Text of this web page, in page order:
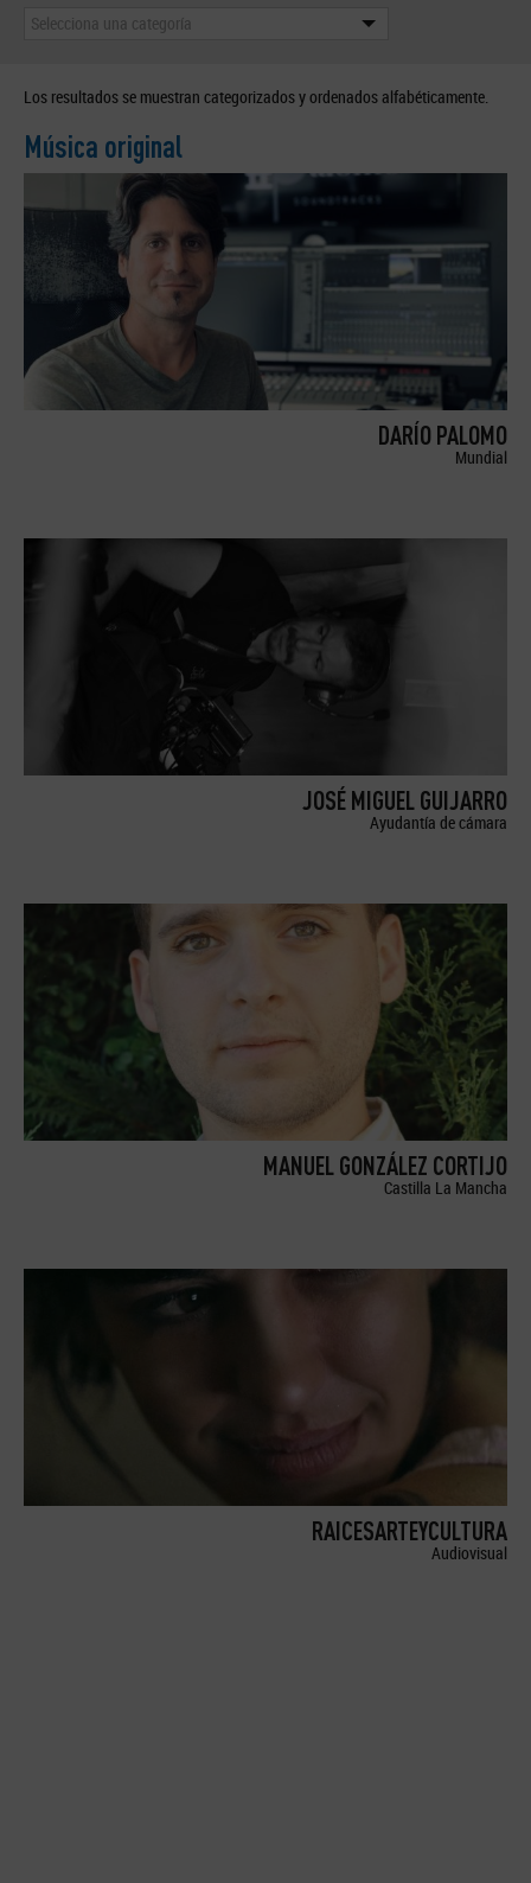
Selecciona una categoría
Los resultados se muestran categorizados y ordenados alfabéticamente.
Música original
DARÍO PALOMO
Mundial
JOSÉ MIGUEL GUIJARRO
Ayudantía de cámara
MANUEL GONZÁLEZ CORTIJO
Castilla La Mancha
RAICESARTEYCULTURA
Audiovisual